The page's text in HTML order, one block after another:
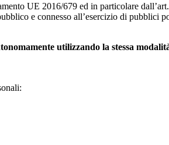
UE 2016/679 ed in particolare
e connesso all’esercizio di
utilizzando la stessa